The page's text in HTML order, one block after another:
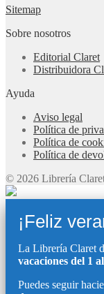
Sitemap
Sobre nosotros
Editorial Claret
Distribuidora
Ayuda
Aviso legal
Política de
Política de
Política de
© 2026 Librería
¡Feliz
La Librería Claret
vacaciones del 1
Puedes seguir